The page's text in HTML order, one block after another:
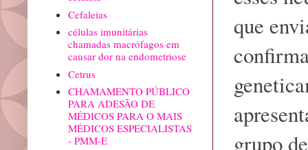
que
grupo
Cefaleias
células imunitárias
chamadas macrófagos em
causar dor na endometriose
Cetrus
CHAMAMENTO PÚBLICO
PARA ADESÃO DE
MÉDICOS PARA O MAIS
MÉDICOS ESPECIALISTAS
- PMM-E